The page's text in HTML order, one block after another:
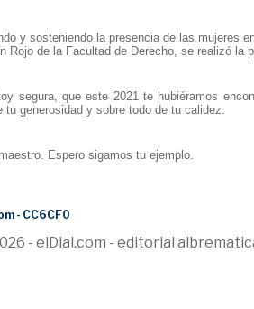
y sosteniendo la presencia de las mujeres
Rojo de la Facultad de Derecho, se realizó la
segura, que este 2021 te hubiéramos
tu generosidad y sobre todo de tu calidez.
Espero sigamos tu ejemplo.
- CC6CF0
- elDial.com - editorial